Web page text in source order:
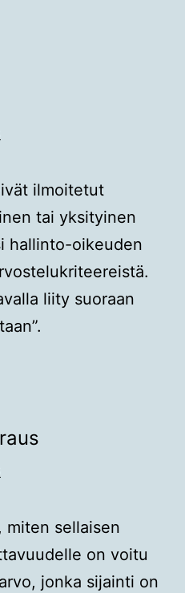
ilmoitetut
tai yksityinen
hallinto-oikeuden
liity suoraan
miten sellaisen
on voitu
jonka sijainti on